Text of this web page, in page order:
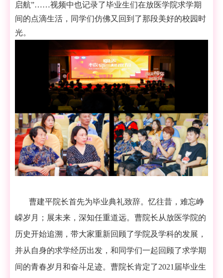
启航”……视频中也记录了毕业生们在放医学院求学期
间的点滴生活，同学们仿佛又回到了那段美好的校园时
光。
曹建平院长首先为毕业典礼致辞。忆往昔，难忘峥
嵘岁月；展未来，深知任重道远。 曹院长从放医学院的
历史开始追溯，带大家重新回顾了学院及学科的发展，
并从自身的求学经历出发，和同学们一起回顾了求学期
间的青春岁月和奋斗足迹。曹院长肯定了2021 届毕业生